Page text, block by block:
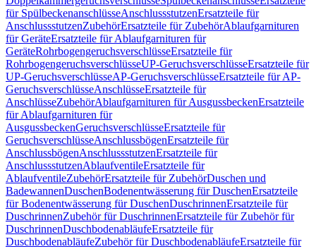
für SpülbeckenanschlüsseAnschlussstutzenErsatzteile für
AnschlussstutzenZubehörErsatzteile für ZubehörAblaufgarnituren
für GeräteErsatzteile für Ablaufgarnituren für
GeräteRohrbogengeruchsverschlüsseErsatzteile für
RohrbogengeruchsverschlüsseUP-GeruchsverschlüsseErsatzteile für
UP-GeruchsverschlüsseAP-GeruchsverschlüsseErsatzteile für AP-
GeruchsverschlüsseAnschlüsseErsatzteile für
AnschlüsseZubehörAblaufgarnituren für AusgussbeckenErsatzteile
für Ablaufgarnituren für
AusgussbeckenGeruchsverschlüsseErsatzteile für
GeruchsverschlüsseAnschlussbögenErsatzteile für
AnschlussbögenAnschlussstutzenErsatzteile für
AnschlussstutzenAblaufventileErsatzteile für
AblaufventileZubehörErsatzteile für ZubehörDuschen und
BadewannenDuschenBodenentwässerung für DuschenErsatzteile
für Bodenentwässerung für DuschenDuschrinnenErsatzteile für
DuschrinnenZubehör für DuschrinnenErsatzteile für Zubehör für
DuschrinnenDuschbodenabläufeErsatzteile für
DuschbodenabläufeZubehör für DuschbodenabläufeErsatzteile für